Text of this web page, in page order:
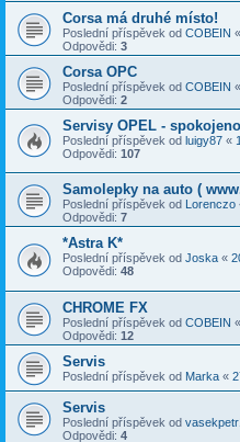
Corsa má druhé místo!
Poslední příspěvek od COBEIN «
Odpovědi: 3
Corsa OPC
Poslední příspěvek od COBEIN «
Odpovědi: 2
Servisy OPEL -
Poslední příspěvek od luigy87 «
Odpovědi: 107
Samolepky na auto (
Poslední příspěvek od Lorenczo
Odpovědi: 7
*Astra K*
Poslední příspěvek od Joska «
Odpovědi: 48
CHROME FX
Poslední příspěvek od COBEIN «
Odpovědi: 12
Servis
Poslední příspěvek od Marka «
Servis
Poslední příspěvek od
Odpovědi: 4